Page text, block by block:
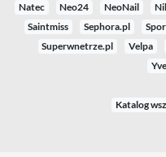
Natec
Neo24 NeoNail
Saintmiss
Sephora.pl
Superwnetrze.pl
Velpa
Katalog